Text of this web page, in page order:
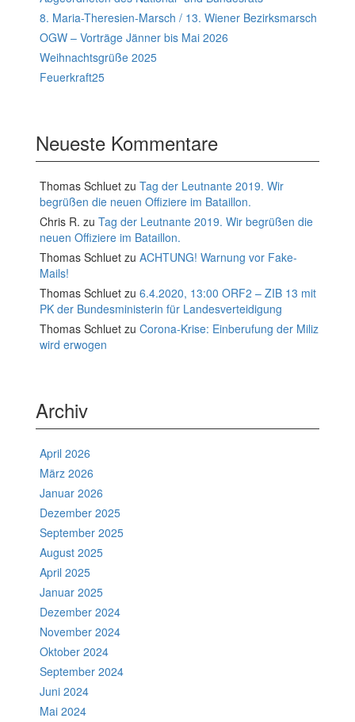
8. Maria-Theresien-Marsch / 13. Wiener Bezirksmarsch
OGW – Vorträge Jänner bis Mai 2026
Weihnachtsgrüße 2025
Feuerkraft25
Neueste Kommentare
Thomas Schluet zu Tag der Leutnante 2019. Wir
begrüßen die neuen Offiziere im Bataillon.
Chris R. zu Tag der Leutnante 2019. Wir begrüßen die
neuen Offiziere im Bataillon.
Thomas Schluet zu ACHTUNG! Warnung vor Fake-
Mails!
Thomas Schluet zu 6.4.2020, 13:00 ORF2 – ZIB 13 mit
PK der Bundesministerin für Landesverteidigung
Thomas Schluet zu Corona-Krise: Einberufung der Miliz
wird erwogen
Archiv
April 2026
März 2026
Januar 2026
Dezember 2025
September 2025
August 2025
April 2025
Januar 2025
Dezember 2024
November 2024
Oktober 2024
September 2024
Juni 2024
Mai 2024